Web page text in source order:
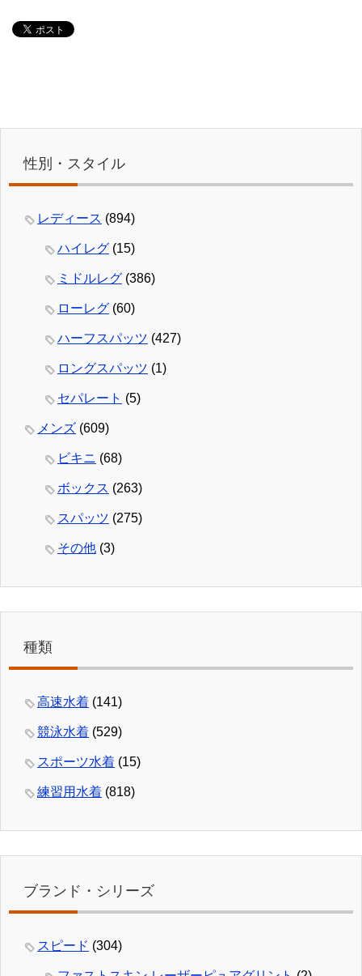
性別・スタイル
レディース (894)
ハイレグ (15)
ミドルレグ (386)
ローレグ (60)
ハーフスパッツ (427)
ロングスパッツ (1)
セパレート (5)
メンズ (609)
ビキニ (68)
ボックス (263)
スパッツ (275)
その他 (3)
種類
高速水着 (141)
競泳水着 (529)
スポーツ水着 (15)
練習用水着 (818)
ブランド・シリーズ
スピード (304)